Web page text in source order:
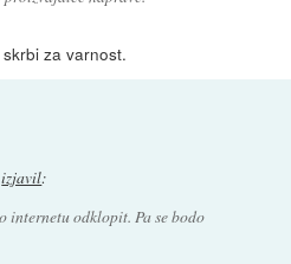
za varnost.
izjavil:
internetu odklopit. Pa se bodo